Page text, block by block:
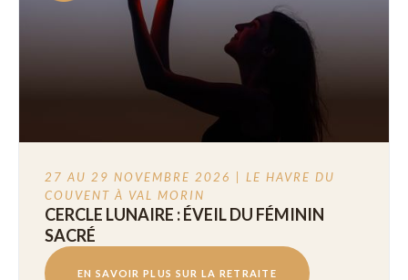
27 AU 29 NOVEMBRE 2026 | LE HAVRE DU
COUVENT À VAL MORIN
CERCLE LUNAIRE : ÉVEIL DU FÉMININ
SACRÉ
EN SAVOIR PLUS SUR LA RETRAITE